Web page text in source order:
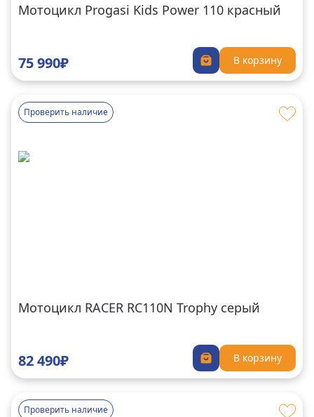
Мотоцикл Progasi Kids Power 110 красный
75 990₽ В корзину
Проверить наличие
Мотоцикл RACER RC110N Trophy серый
82 490₽ В корзину
Проверить наличие